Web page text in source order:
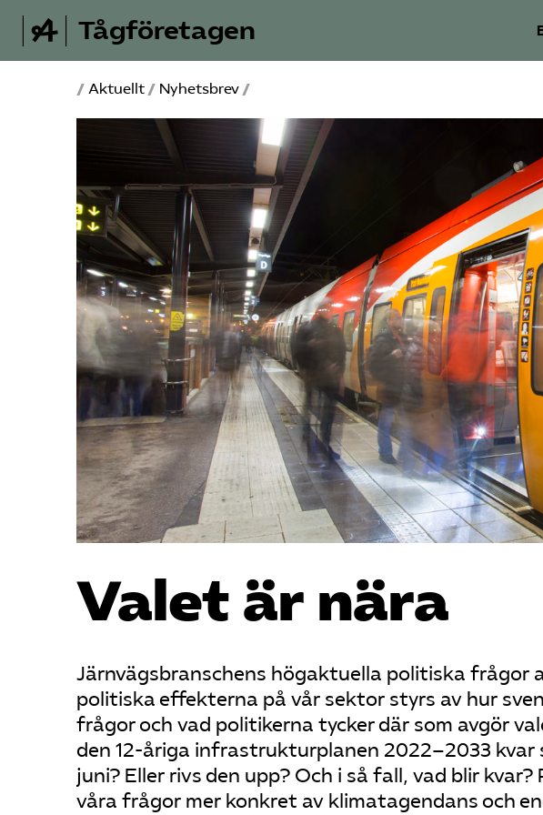
Tågföretagen
/ Aktuellt / Nyhetsbrev /
Valet är nära
Järnvägsbranschens högaktuella politiska frågor
politiska effekterna på vår sektor styrs av hur
frågor och vad politikerna tycker där som avgör
den 12-åriga infrastrukturplanen 2022–2033 kvar
juni? Eller rivs den upp? Och i så fall, vad blir
våra frågor mer konkret av klimatagendans och